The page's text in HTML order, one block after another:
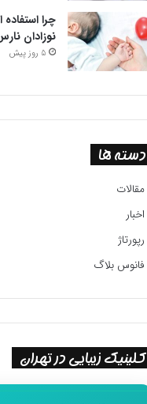
چرا استفاده
نوزادان
5 روز پیش
دسته ها
مقالات
اخبار
رپورتاژ
فانوس بلاگ
کلینیک زیبایی در تهران